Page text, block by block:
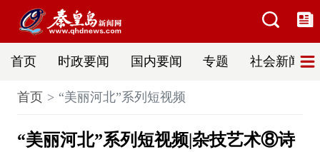
首页 时政要闻 国内要闻 专题 社会新闻
首页 “美丽河北”系列短视频
“美丽河北”系列短视频|杂技艺术⑧诗